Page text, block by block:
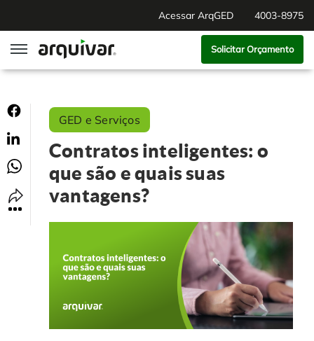
Acessar ArqGED 4003-8975
ArqSign
Soluções
Gestão de Documentos
Software para BPM
Segmentos
Agronegócio
Sobre Nós
Cases de Sucesso
Solicitar Orçamento
GED e Serviços
Contratos inteligentes: o
que são e quais suas
vantagens?